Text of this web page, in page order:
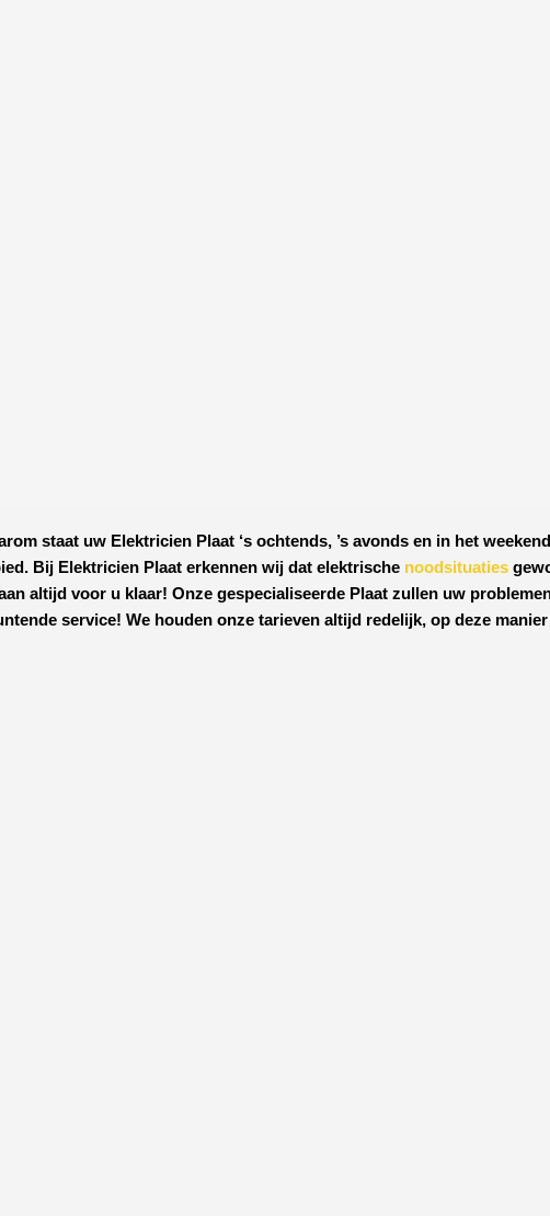
staat uw Elektricien Plaat ‘s ochtends, ’s avonds en in het
Bij Elektricien Plaat erkennen wij dat elektrische noodsituaties
altijd voor u klaar! Onze gespecialiseerde Plaat zullen uw
service! We houden onze tarieven altijd redelijk, op deze